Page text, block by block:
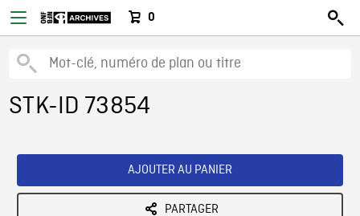
0
STK-ID 73854
AJOUTER AU PANIER
PARTAGER